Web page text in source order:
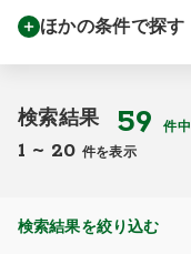
ほかの条件で探す
検索結果 59件中
1 ~ 20 件を表示
検索結果を絞り込む